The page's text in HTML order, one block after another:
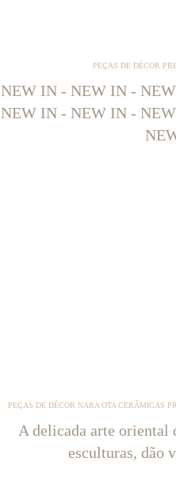
PEÇAS DE DÉCOR
NEW IN - NEW IN -
NEW IN - NEW IN -
PEÇAS DE DÉCOR NARA OTA CERÂMICAS
A delicada arte oriental
esculturas, dão